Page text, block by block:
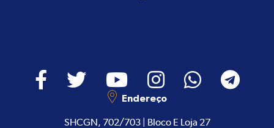
Endereço
SHCGN, 702/703 | Bloco E Loja 27